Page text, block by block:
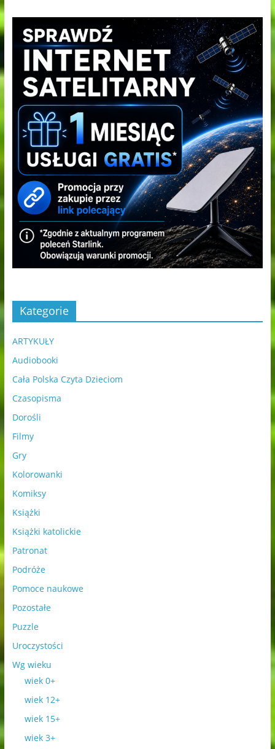
Kategorie
ARTYKUŁY
Audiobooki
Cała Polska Czyta Dzieciom
Czasopisma
Dorośli
Filmy
Gry
Kolorowanki
Komiksy
Książki
Książki katolickie
Patronat
Podróże
Pomoce naukowe
Pozostałe
Puzzle
Uroczystości
Wg wieku
wiek 0+
wiek 12+
wiek 15+
wiek 3+